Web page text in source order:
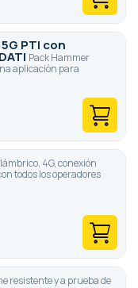
PTI con
Pack Hammer
aplicación para
4G, conexión
todos los operadores
resistente y a prueba de